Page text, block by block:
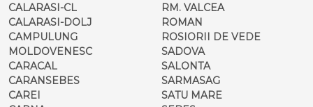
CALARASI-CL
CALARASI-DOLJ
CAMPULUNG
MOLDOVENESC
CARACAL
CARANSEBES
CAREI
RM. VALCEA
ROMAN
ROSIORII DE VEDE
SADOVA
SALONTA
SARMASAG
SATU MARE